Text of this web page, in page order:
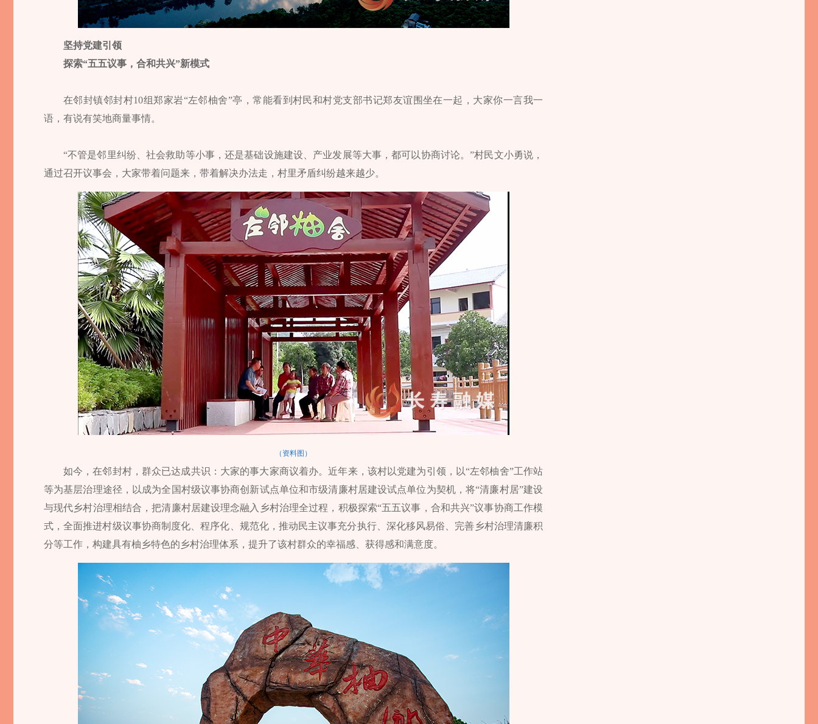
坚持党建引领
探索“五五议事，合和共兴”新模式
在邻封镇邻封村10组郑家岩“左邻柚舍”亭，常能看到村民和村党支部书记郑友谊围坐在一起，大家你一言我一
语，有说有笑地商量事情。
“不管是邻里纠纷、社会救助等小事，还是基础设施建设、产业发展等大事，都可以协商讨论。”村民文小勇说，
通过召开议事会，大家带着问题来，带着解决办法走，村里矛盾纠纷越来越少。
（资料图）
如今，在邻封村，群众已达成共识：大家的事大家商议着办。近年来，该村以党建为引领，以“左邻柚舍”工作站
等为基层治理途径，以成为全国村级议事协商创新试点单位和市级清廉村居建设试点单位为契机，将“清廉村居”建设
与现代乡村治理相结合，把清廉村居建设理念融入乡村治理全过程，积极探索“五五议事，合和共兴”议事协商工作模
式，全面推进村级议事协商制度化、程序化、规范化，推动民主议事充分执行、深化移风易俗、完善乡村治理清廉积
分等工作，构建具有柚乡特色的乡村治理体系，提升了该村群众的幸福感、获得感和满意度。